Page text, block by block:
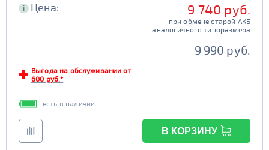
i Цена: 9 740 руб.
при обмене старой АКБ
аналогичного типоразмера
9 990 руб.
Выгода на обслуживании от
600 руб.*
есть в наличии
В КОРЗИНУ